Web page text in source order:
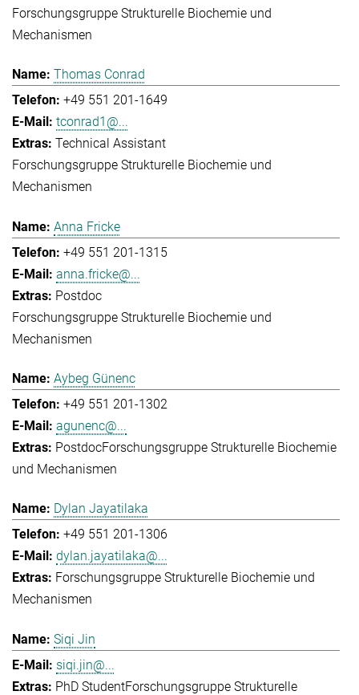
Forschungsgruppe Strukturelle Biochemie und
Mechanismen
Thomas Conrad
+49 551 201-1649
tconrad1@...
Technical Assistant
Forschungsgruppe Strukturelle Biochemie und
Mechanismen
Anna Fricke
+49 551 201-1315
anna.fricke@...
Postdoc
Forschungsgruppe Strukturelle Biochemie und
Mechanismen
Aybeg Günenc
+49 551 201-1302
agunenc@...
PostdocForschungsgruppe Strukturelle Biochemie
und Mechanismen
Dylan Jayatilaka
+49 551 201-1306
dylan.jayatilaka@...
Forschungsgruppe Strukturelle Biochemie und
Mechanismen
Siqi Jin
siqi.jin@...
PhD StudentForschungsgruppe Strukturelle